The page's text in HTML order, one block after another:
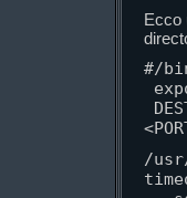
Ecco
#/
/